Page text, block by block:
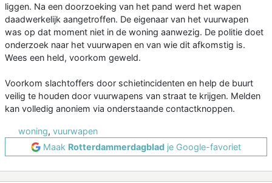
liggen. Na een doorzoeking van het pand werd het wapen
daadwerkelijk aangetroffen. De eigenaar van het vuurwapen
was op dat moment niet in de woning aanwezig. De politie doet
onderzoek naar het vuurwapen en van wie dit afkomstig is.
Wees een held, voorkom geweld.
Voorkom slachtoffers door schietincidenten en help de buurt
veilig te houden door vuurwapens van straat te krijgen. Melden
kan volledig anoniem via onderstaande contactknoppen.
woning, vuurwapen
Maak Rotterdammerdagblad je Google-favoriet